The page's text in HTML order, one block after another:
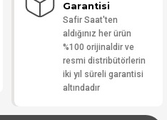
Garantisi
Safir Saat'ten
aldığınız her ürün
%100 orijinaldir ve
resmi distribütörlerin
iki yıl süreli garantisi
altındadır